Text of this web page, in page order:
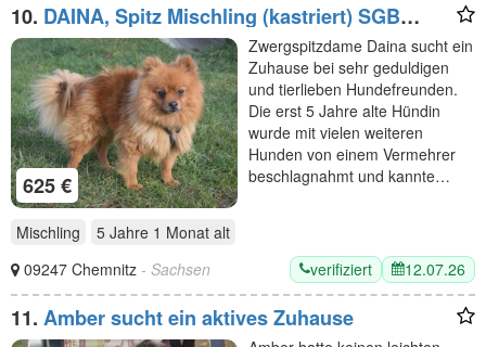
10. DAINA, Spitz Mischling (kastriert) SGB
625,00 €
625 €
Zwergspitzdame Daina sucht ein
Zuhause bei sehr geduldigen
und tierlieben Hundefreunden.
Die erst 5 Jahre alte Hündin
wurde mit vielen weiteren
Hunden von einem Vermehrer
beschlagnahmt und kannte…
Mischling 5 Jahre 1 Monat alt
09247 Chemnitz - Sachsen verifiziert 12.07.26
11. Amber sucht ein aktives Zuhause